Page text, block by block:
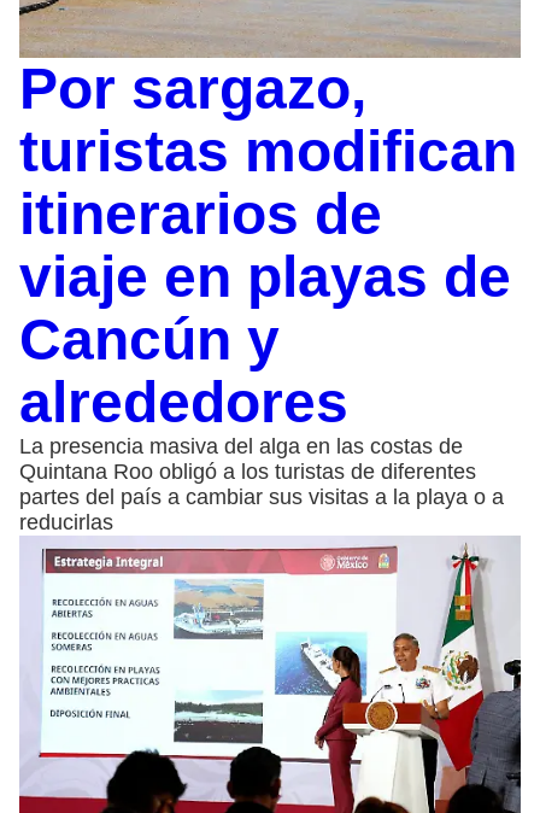
Por sargazo,
turistas modifican
itinerarios de
viaje en playas de
Cancún y
alrededores
La presencia masiva del alga en las costas de
Quintana Roo obligó a los turistas de diferentes
partes del país a cambiar sus visitas a la playa o a
reducirlas